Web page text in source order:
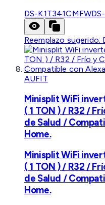
DS-K1T341CMFW
Reemplazo sugerido:
AUFIT
Minisplit WiFi
( 1 TON ) / R32 /
de Salud /
Home.
Minisplit WiFi
( 1 TON ) / R32 /
de Salud /
Home.